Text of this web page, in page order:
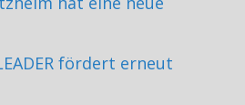
fördert erneut